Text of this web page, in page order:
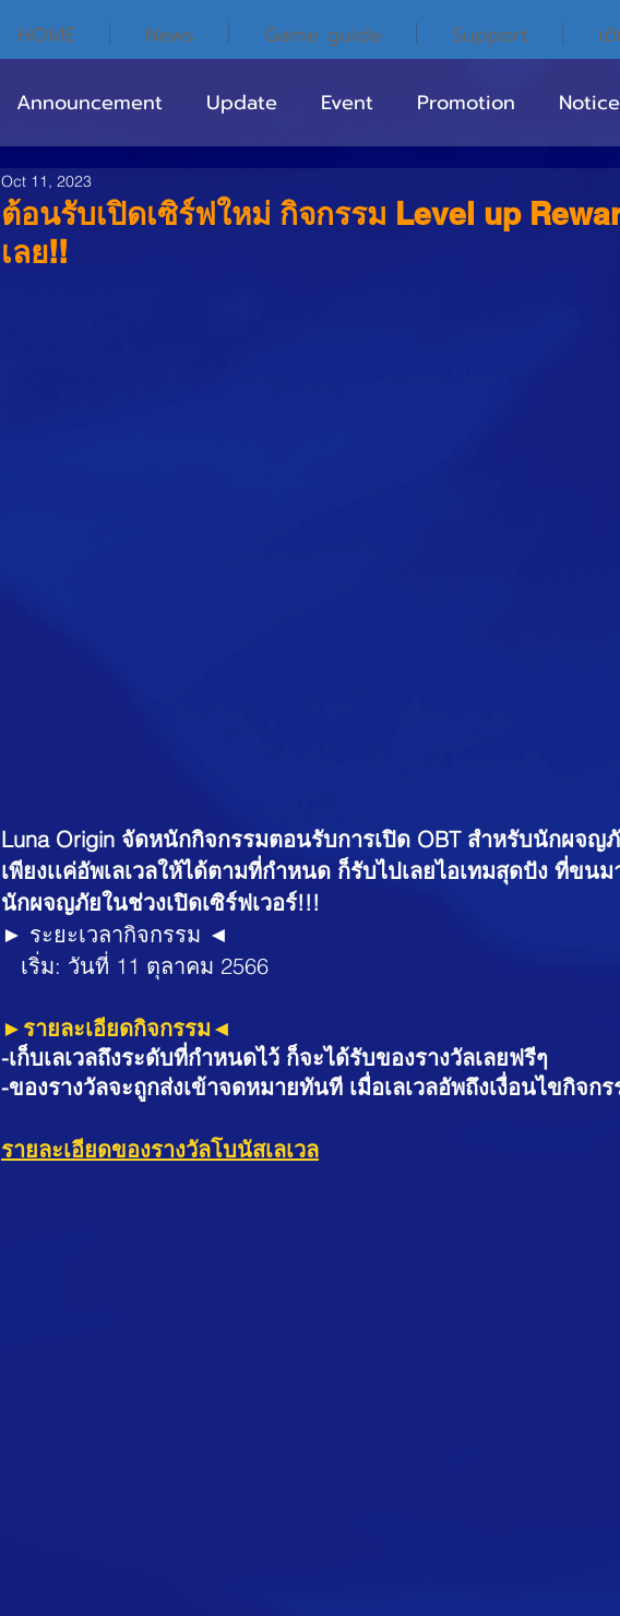
HOME News Game guide Support เ
Announcement Update Event Promotion Notice
ต้อนรับเปิดเซิร์ฟใหม่ กิจกรรม Level up
เลย!!
Oct 11, 2023
Luna Origin จัดหนักกิจกรรมตอนรับการเปิด OBT สำหรับนักผจ
เพียงเเค่อัพเลเวลให้ได้ตามที่กำหนด ก็รับไปเลยไอเทมสุดปัง ที่ขนม
นักผจญภัยในช่วงเปิดเซิร์ฟเวอร์!!!
► ระยะเวลากิจกรรม ◄
   เริ่ม: วันที่ 11 ตุลาคม 2566
►รายละเอียดกิจกรรม◄
-เก็บเลเวลถึงระดับที่กำหนดไว้ ก็จะได้รับของรางวัลเลยฟรีๆ
-ของรางวัลจะถูกส่งเข้าจดหมายทันที เมื่อเลเวลอัพถึงเงื่อนไขกิจกร
รายละเอียดของรางวัลโบนัสเลเวล